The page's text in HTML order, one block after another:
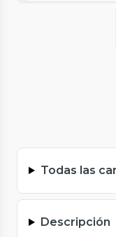
Todas las
Descripción